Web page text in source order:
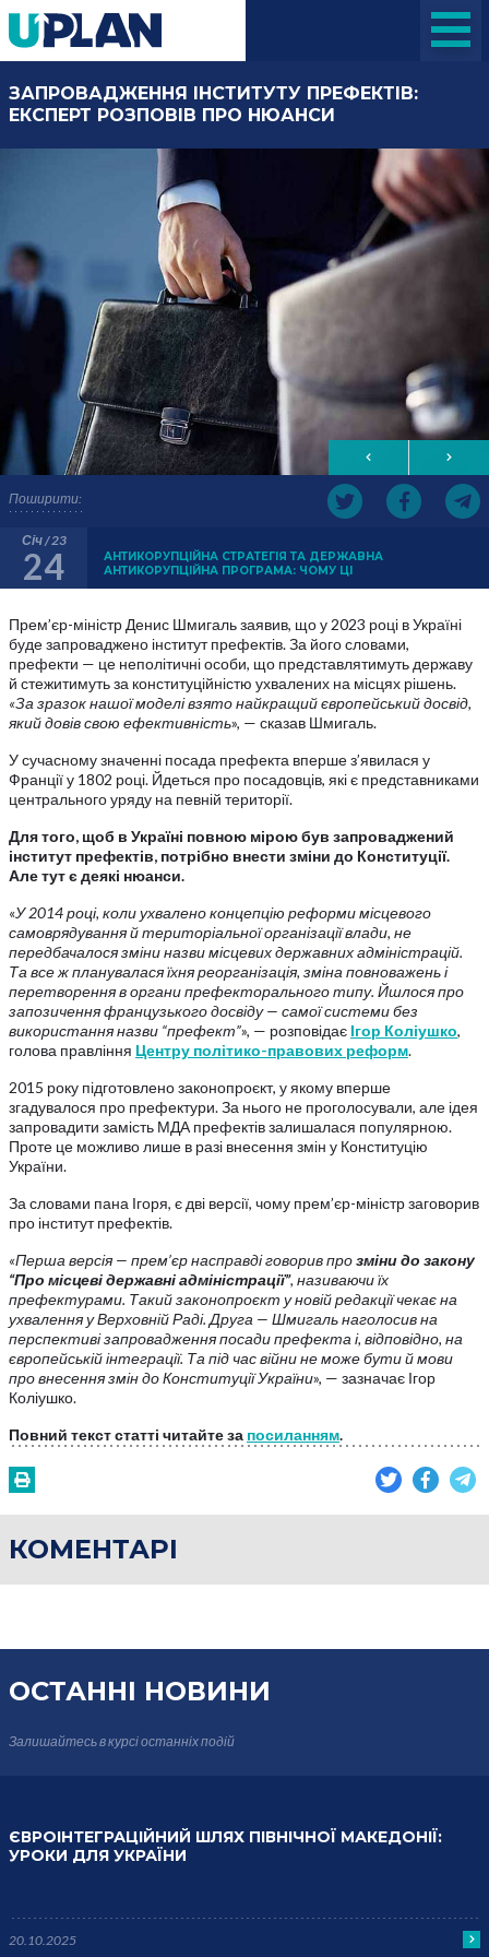
Поширити:
ЗАПРОВАДЖЕННЯ ІНСТИТУТУ ПРЕФЕКТІВ:
ЕКСПЕРТ РОЗПОВІВ ПРО НЮАНСИ
Січ / 23
24
АНТИКОРУПЦІЙНА СТРАТЕГІЯ ТА ДЕРЖАВНА
АНТИКОРУПЦІЙНА ПРОГРАМА: ЧОМУ ЦІ
Прем’єр-міністр Денис Шмигаль заявив, що у 2023 році в Україні
буде запроваджено інститут префектів. За його словами,
префекти — це неполітичні особи, що представлятимуть державу
й стежитимуть за конституційністю ухвалених на місцях рішень.
«За зразок нашої моделі взято найкращий європейський досвід,
який довів свою ефективність», — сказав Шмигаль.
У сучасному значенні посада префекта вперше з’явилася у
Франції у 1802 році. Йдеться про посадовців, які є представниками
центрального уряду на певній території.
Для того, щоб в Україні повною мірою був запроваджений
інститут префектів, потрібно внести зміни до Конституції.
Але тут є деякі нюанси.
«У 2014 році, коли ухвалено концепцію реформи місцевого
самоврядування й територіальної організації влади, не
передбачалося зміни назви місцевих державних адміністрацій.
Та все ж планувалася їхня реорганізація, зміна повноважень і
перетворення в органи префекторального типу. Йшлося про
запозичення французького досвіду — самої системи без
використання назви “префект”», — розповідає Ігор Коліушко,
голова правління Центру політико-правових реформ.
2015 року підготовлено законопроєкт, у якому вперше
згадувалося про префектури. За нього не проголосували, але ідея
запровадити замість МДА префектів залишалася популярною.
Проте це можливо лише в разі внесення змін у Конституцію
України.
За словами пана Ігоря, є дві версії, чому прем’єр-міністр заговорив
про інститут префектів.
«Перша версія — прем’єр насправді говорив прозміни до закону
“Про місцеві державні адміністрації”, називаючи їх
префектурами. Такий законопроєкт у новій редакції чекає на
ухвалення у Верховній Раді. Друга — Шмигаль наголосив на
перспективі запровадження посади префекта і, відповідно, на
європейській інтеграції. Та під час війни не може бути й мови
про внесення змін до Конституції України», — зазначає Ігор
Коліушко.
Повний текст статті читайте за посиланням.
КОМЕНТАРІ
ОСТАННІ НОВИНИ
Залишайтесь в курсіостанніх подій
ЄВРОІНТЕГРАЦІЙНИЙ ШЛЯХ ПІВНІЧНОЇ МАКЕДОНІЇ:
УРОКИ ДЛЯ УКРАЇНИ
20.10.2025